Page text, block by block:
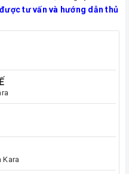
tư vấn và hướng dẫn thủ
Kara